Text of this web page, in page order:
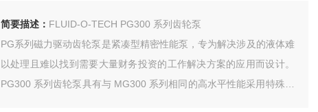
简要描述：
FLUID-O-TECH PG300 系列齿轮泵
PG系列磁力驱动齿轮泵是紧凑型精密性能泵，专为解决涉及的液体难
以处理且难以找到需要大量财务投资的工作解决方案的应用而设计。
PG300 系列齿轮泵具有与 MG300 系列相同的高水平性能采用特殊等